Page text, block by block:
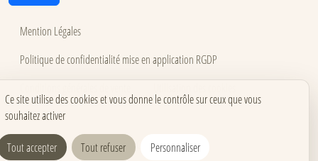
Mention Légales
Politique de confidentialité mise en application RGDP
Accessibilité
Carnets pour événements
Carnets corporate
Ce site utilise des cookies et vous donne le contrôle sur ceux que vous
souhaitez activer
Tout accepter Tout refuser Personnaliser